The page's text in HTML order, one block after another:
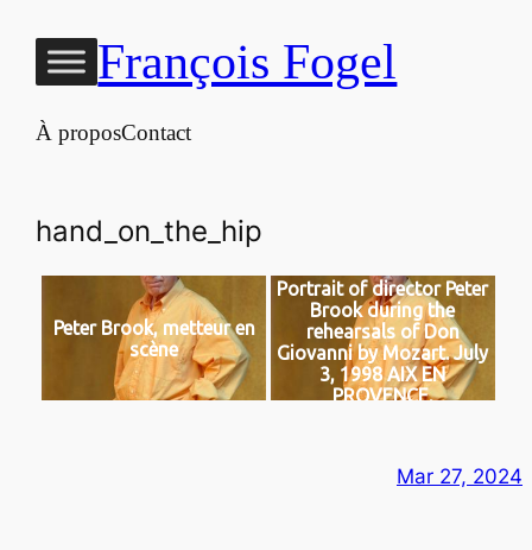
contenu François Fogel
À proposContact
hand_on_the_hip
Peter Brook, metteur en
scène
Portrait of director Peter
Brook during the
rehearsals of Don
Giovanni by Mozart. July
3, 1998 AIX EN
PROVENCE,
Mar 27, 2024